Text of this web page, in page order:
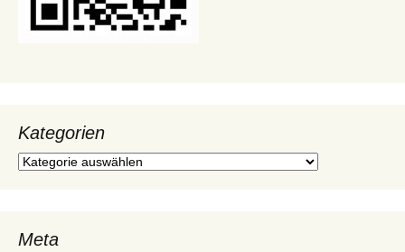
Kategorien
Kategorien
Meta